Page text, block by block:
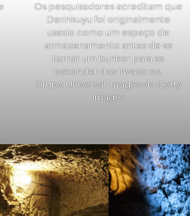
Os pesquisadores acreditam que
Derinkuyu foi originalmente
usado como um espaço de
armazenamento antes de se
tornar um bunker para se
esconder dos invasores.
Grupo Universal Images via Getty
Images